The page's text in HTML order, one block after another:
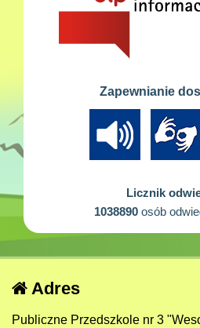
Zapewnianie
Licznik
1038890osób
Adres
Publiczne Przedszkole nr 3